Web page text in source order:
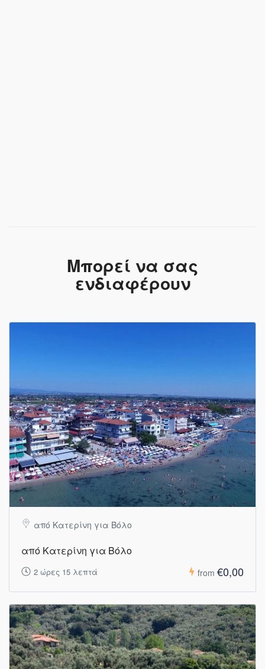
Μπορεί να σας
ενδιαφέρουν
από Κατερίνη για Βόλο
από Κατερίνη για Βόλο
2 ώρες 15 λεπτά from €0,00